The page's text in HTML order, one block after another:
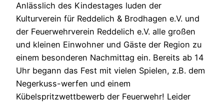
Anlässlich des Kindestages luden der
Kulturverein für Reddelich & Brodhagen e.V. und
der Feuerwehrverein Reddelich e.V. alle großen
und kleinen Einwohner und Gäste der Region zu
einem besonderen Nachmittag ein. Bereits ab 14
Uhr begann das Fest mit vielen Spielen, z.B. dem
Negerkuss-werfen und einem
Kübelspritzwettbewerb der Feuerwehr! Leider